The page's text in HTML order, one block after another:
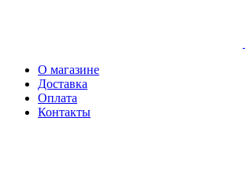
О магазине
Доставка
Оплата
Контакты